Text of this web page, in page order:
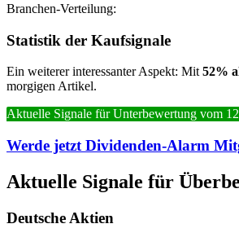
Branchen-Verteilung:
Statistik der Kaufsignale
Ein weiterer interessanter Aspekt: Mit 52%
morgigen Artikel.
Aktuelle Signale für Unterbewertung vom
Werde jetzt Dividenden-Alarm
Aktuelle Signale für
Deutsche Aktien